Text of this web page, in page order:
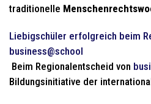
traditionelle
Liebigschüler erfolgreich beim
business@school
Beim Regionalentscheid von
Bildungsinitiative der